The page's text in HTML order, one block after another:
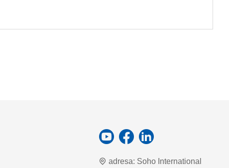
adresa: Soho International